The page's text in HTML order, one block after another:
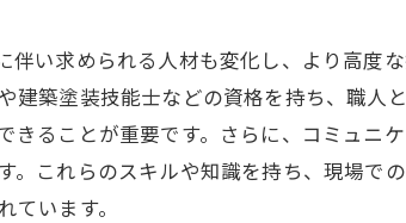
い求められる人材も変化し、より高度
築塗装技能士などの資格を持ち、職人
ることが重要です。さらに、コミュニ
これらのスキルや知識を持ち、現場で
います。